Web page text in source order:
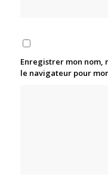
Enregistrer mon nom,
le navigateur pour